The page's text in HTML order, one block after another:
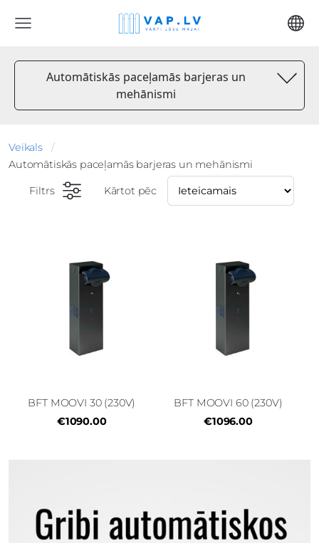
Automātiskās paceļamās barjeras un
mehānismi
Veikals
Automātiskās paceļamās barjeras un mehānismi
Filtrs Kārtot pēc
BFT MOOVI 30 (230V)
€1090.00
BFT MOOVI 60 (230V)
€1096.00